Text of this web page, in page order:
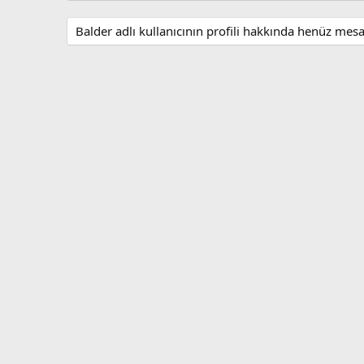
Balder adlı kullanıcının profili hakkında henüz